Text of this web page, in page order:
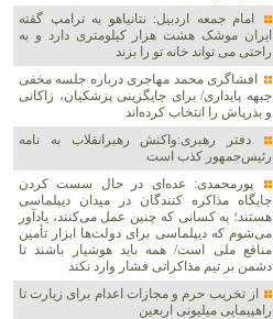
امام جمعه اردبیل: نتانیاهو به ترامپ گفته
ایران موشک هشت هزار کیلومتری دارد و به
راحتی می تواند خانه تو را بزند
افشاگری محمد مهاجری درباره جلسه مخفی
جبهه پایداری/ برای جایگزینی پزشکیان، زاکانی
و بذرپاش را انتخاب کرده‌اند
دفتر رهبری:واکنش رهبرانقلاب به نامه
رئیس‌جمهور کذب است
پورمحمدی: عده‌ای در حال سست کردن
جایگاه مذاکره کنندگان در میدان دیپلماسی
هستند؛ به کسانی که چنین عمل می‌کنند، یادآور
می‌شوم که دیپلماسی برای دولت‌ها ابزار تأمین
منافع ملی است/ همه باید هوشیار باشند تا
دشمن بر تیم مذاکراتی فشار وارد نکند
از تخریب حرم و مجازات اعدام برای زیارت تا
راهپیمایی میلیونی اربعین